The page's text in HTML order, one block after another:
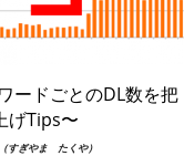
ードごとのDL数を把
Tips〜
すぎやま たくや）